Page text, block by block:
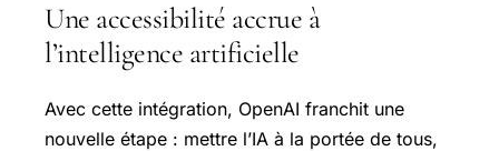
Une accessibilité accrue à
l’intelligence artificielle
Avec cette intégration, OpenAI franchit une
nouvelle étape : mettre l’IA à la portée de tous,